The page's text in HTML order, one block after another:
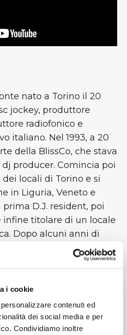
i cookie
contenuti ed
dei social media e per
Condividiamo inoltre
nato a Torino il 20
jockey, produttore
radiofonico e
italiano. Nel 1993, a 20
della BlissCo, che stava
producer. Comincia poi
locali di Torino e si
in Liguria, Veneto e
D.J. resident, poi
titolare di un locale
Dopo alcuni anni di
1998 comincia la sua
Maurizio Lobina e Jeffrey
il suo primo disco
nel 2004 esce DR
l'anno dopo annuncia la
65, per seguire la